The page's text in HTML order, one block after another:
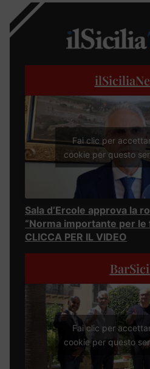
Fai clic per
cookie per questo
Sala d’Ercole approva la
“Norma importante per le
CLICCA PER IL VIDEO
Fai clic per
cookie per questo